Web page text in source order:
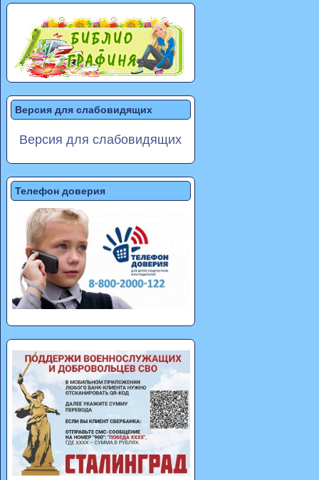
Версия для слабовидящих
Версия для слабовидящих
Телефон доверия